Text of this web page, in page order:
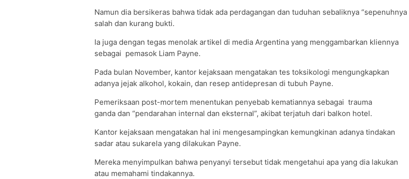
Namun dia bersikeras bahwa tidak ada perdagangan dan tuduhan sebaliknya “sepenuhnya
salah dan kurang bukti.
Ia juga dengan tegas menolak artikel di media Argentina yang menggambarkan kliennya
sebagai pemasok Liam Payne.
Pada bulan November, kantor kejaksaan mengatakan tes toksikologi mengungkapkan
adanya jejak alkohol, kokain, dan resep antidepresan di tubuh Payne.
Pemeriksaan post-mortem menentukan penyebab kematiannya sebagai trauma
ganda dan “pendarahan internal dan eksternal”, akibat terjatuh dari balkon hotel.
Kantor kejaksaan mengatakan hal ini mengesampingkan kemungkinan adanya tindakan
sadar atau sukarela yang dilakukan Payne.
Mereka menyimpulkan bahwa penyanyi tersebut tidak mengetahui apa yang dia lakukan
atau memahami tindakannya.